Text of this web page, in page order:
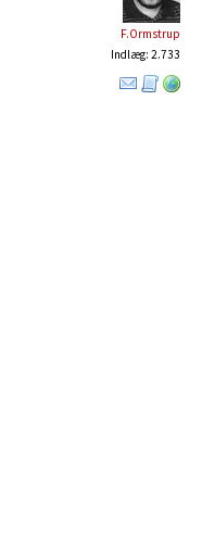
F.Ormstrup
Indlæg: 2.733